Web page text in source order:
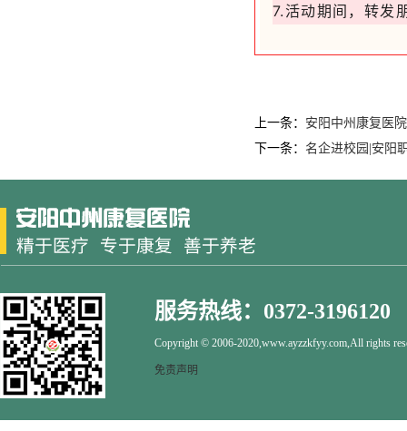
7.活动期间，转发
上一条： 安阳中州康复医
下一条： 名企进校园|安阳
服务热线：0372-3196120
Copyright © 2006-2020,www.ayzzkfyy.com,All rights
免责声明